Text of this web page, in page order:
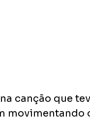
canção que
movimentando